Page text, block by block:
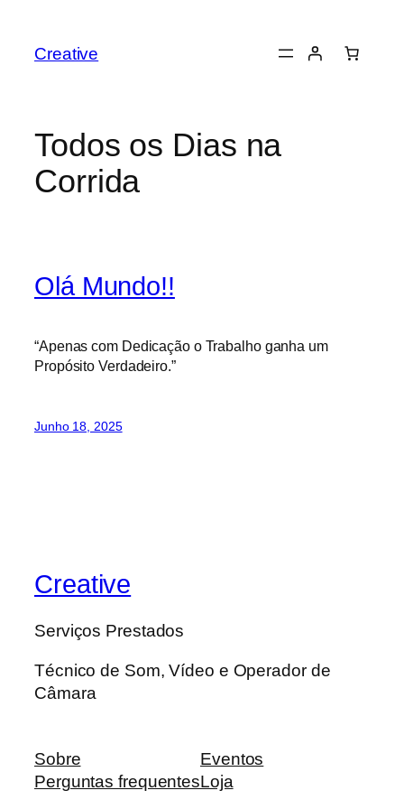
Creative
Todos os Dias na
Corrida
Olá Mundo!!
“Apenas com Dedicação o Trabalho ganha um
Propósito Verdadeiro.”
Junho 18, 2025
Creative
Serviços Prestados
Técnico de Som, Vídeo e Operador de
Câmara
Sobre
Perguntas frequentes
Eventos
Loja